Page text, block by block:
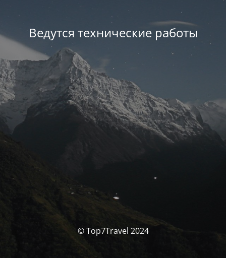
Ведутся технические работы
© Top7Travel 2024